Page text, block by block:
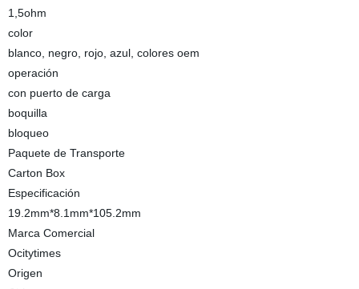
1,5ohm
color
blanco, negro, rojo, azul, colores oem
operación
con puerto de carga
boquilla
bloqueo
Paquete de Transporte
Carton Box
Especificación
19.2mm*8.1mm*105.2mm
Marca Comercial
Ocitytimes
Origen